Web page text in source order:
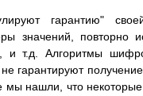
гарантию"
значений, повторно
и т.д. Алгоритмы
гарантируют
мы нашли, что